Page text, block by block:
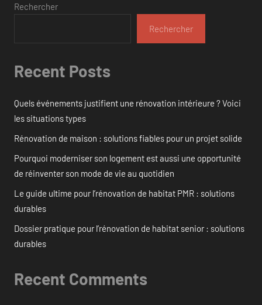
Rechercher
Rechercher
Recent Posts
Quels événements justifient une rénovation intérieure ? Voici
les situations types
Rénovation de maison : solutions fiables pour un projet solide
Pourquoi moderniser son logement est aussi une opportunité
de réinventer son mode de vie au quotidien
Le guide ultime pour l’rénovation de habitat PMR : solutions
durables
Dossier pratique pour l’rénovation de habitat senior : solutions
durables
Recent Comments